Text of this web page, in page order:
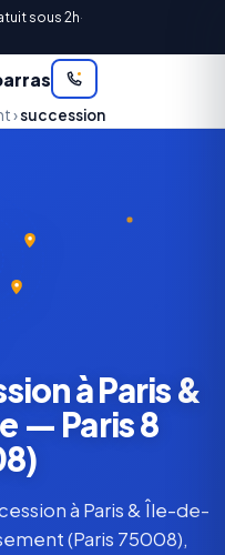
sous 2h·
›succession
à Paris &
— Paris 8
à Paris & Île-de-
(Paris 75008),